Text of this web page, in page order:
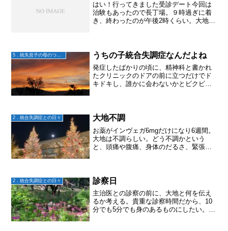
はい！行ってきました受診デート今回は
治験もあったので長丁場。９時過ぎに着
き、終わったのが午後2時くらい。大地が
お腹がすいたらコンビニ...
うちの子統合失調症なんだよね
発症したばかりの頃に、精神科と書かれ
たクリニックのドアの前に立つだけでド
キドキし、誰かに会わないかとビクビク
と、その瞬間の周りの人の反...
2．統合失調症との日々 大地不調
お薬がインヴェガ6mgだけになり6週間。
大地は不調らしい。どう不調かという
と、頭痛や腹痛、身体のだるさ、緊張感
張感。これは自律神経系の...
2．統合失調症との日々 診察日
主治医との診察の前に、大地と何を伝え
るか考える。貴重な診察時間だから、10
分でも5分でも身のあるものにしたい。リ